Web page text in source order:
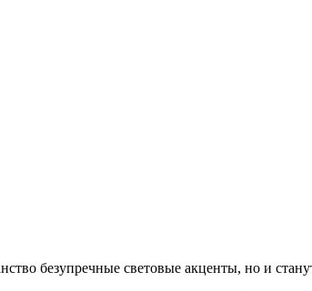
безупречные световые акценты, но и